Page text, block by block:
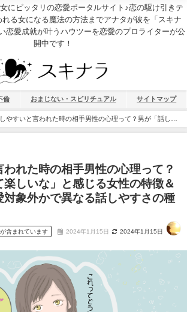
にピッタリの恋愛ポータルサイト♪恋の駆け引きテ
る女になる魔法の方法までアナタが彼を「スキナ
恋愛成就が叶うハウツーを恋愛のプロライターが公
開中です！
倫 おまじない・スピリチュアル サイトマップ
やすいと言われた時の相手男性の心理って？男が「話して
の特徴＆好意ありか恋愛対象外かで異なる話しやすさの種
れた時の相手男性の心理って？
楽しいな」と感じる女性の特徴＆
対象外かで異なる話しやすさの種
含まれています 2024年1月15日 2024年1月15日